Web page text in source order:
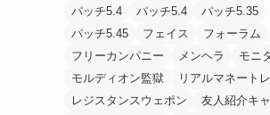
パッチ5.4
パッチ5.4
パッチ5.35
パッチ5.45
フェイス
フォーラム
フリーカンパニー
メンヘラ
モニ
モルディオン監獄
リアルマネート
レジスタンスウェポン
友人紹介キ